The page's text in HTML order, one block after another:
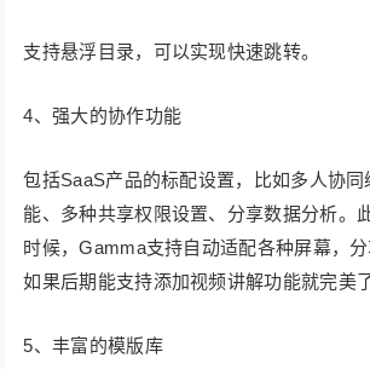
支持悬浮目录，可以实现快速跳转。
4、强大的协作功能
包括SaaS产品的标配设置，比如多人协
能、多种共享权限设置、分享数据分析。
时候，Gamma支持自动适配各种屏幕，分
如果后期能支持添加视频讲解功能就完美了
5、丰富的模版库